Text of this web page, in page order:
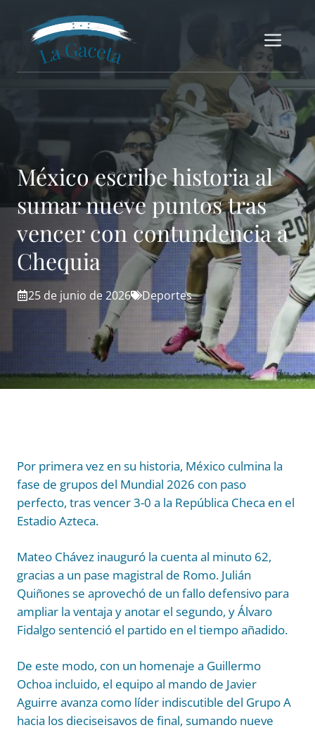
contenido
México escribe historia al
sumar nueve puntos tras
vencer con contundencia a
Chequia
25 de junio de 2026 Deportes
Por primera vez en su historia, México culmina la
fase de grupos del Mundial 2026 con paso
perfecto, tras vencer 3-0 a la República Checa en el
Estadio Azteca.
Mateo Chávez inauguró la cuenta al minuto 62,
gracias a un pase magistral de Romo. Julián
Quiñones se aprovechó de un fallo defensivo para
ampliar la ventaja y anotar el segundo, y Álvaro
Fidalgo sentenció el partido en el tiempo añadido.
De este modo, con un homenaje a Guillermo
Ochoa incluido, el equipo al mando de Javier
Aguirre avanza como líder indiscutible del Grupo A
hacia los dieciseisavos de final, sumando nueve